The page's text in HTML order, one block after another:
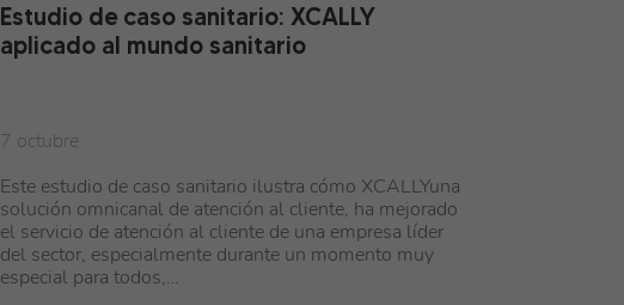
Estudio de caso sanitario: XCALLY
aplicado al mundo sanitario
7 octubre
Este estudio de caso sanitario ilustra cómo XCALLYuna
solución omnicanal de atención al cliente, ha mejorado
el servicio de atención al cliente de una empresa líder
del sector, especialmente durante un momento muy
especial para todos,…